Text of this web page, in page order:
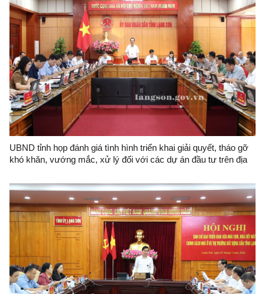
UBND tỉnh họp đánh giá tình hình triển khai giải quyết, tháo gỡ
khó khăn, vướng mắc, xử lý đối với các dự án đầu tư trên địa